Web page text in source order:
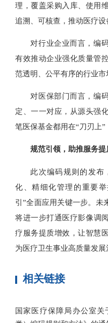
理，覆盖采购入库、使用
追溯、可核查，推动医疗设
对行业企业而言，编
有效推动企业强化质量管
范透明、公平有序的行业市
对医保部门而言，编
定、一一对应，从源头强
笔医保基金都用在“刀刃上”
规范引领，助推服务提
此次编码规则的发布
化、精细化管理的重要
引”全面应用关键一步。未
将进一步打通医疗影像调
疗服务提质增效，让智慧
为医疗卫生事业高质量发展
相关链接
国家医疗保障局办公室